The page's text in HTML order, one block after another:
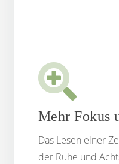
Mehr Fokus
Das Lesen einer
der Ruhe und